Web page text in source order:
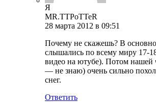
Я
MR.TTPoTTeR
28 марта 2012 в 09:51
Почему не скажешь? В
слышались по всему миру 17-
видео на ютубе). Потом нашей
— не знаю) очень сильно
снег.
Ответить